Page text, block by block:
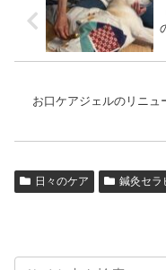
お口ケアジェルのリニュ
日々のケア 鍼灸セラ